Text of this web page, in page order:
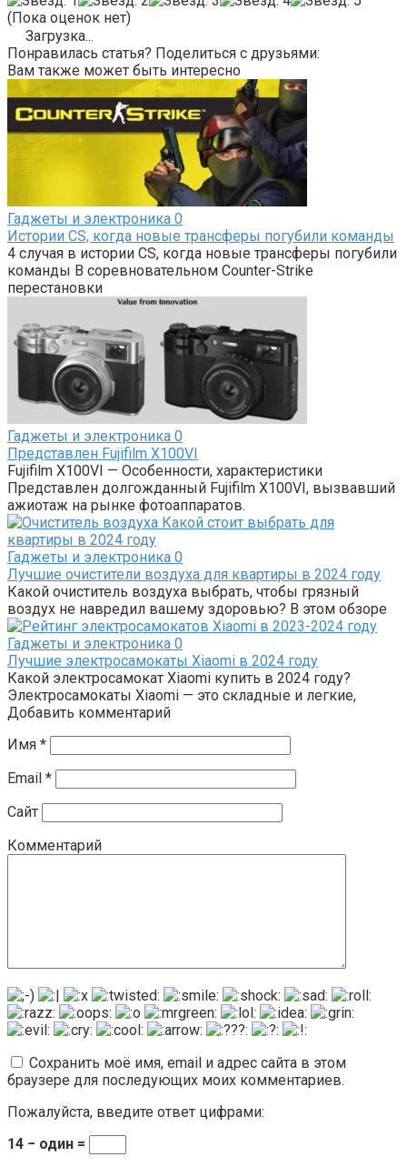
(Пока оценок нет)
Загрузка...
Понравилась статья? Поделиться с друзьями:
Вам также может быть интересно
Гаджеты и электроника 0
Истории CS, когда новые трансферы погубили команды
4 случая в истории CS, когда новые трансферы погубили
команды В соревновательном Counter-Strike
перестановки
Гаджеты и электроника 0
Представлен Fujifilm X100VI
Fujifilm X100VI — Особенности, характеристики
Представлен долгожданный Fujifilm X100VI, вызвавший
ажиотаж на рынке фотоаппаратов.
Гаджеты и электроника 0
Лучшие очистители воздуха для квартиры в 2024 году
Какой очиститель воздуха выбрать, чтобы грязный
воздух не навредил вашему здоровью? В этом обзоре
Гаджеты и электроника 0
Лучшие электросамокаты Xiaomi в 2024 году
Какой электросамокат Xiaomi купить в 2024 году?
Электросамокаты Xiaomi — это складные и легкие,
Добавить комментарий
Имя *
Email *
Сайт
Комментарий
Сохранить моё имя, email и адрес сайта в этом
браузере для последующих моих комментариев.
Пожалуйста, введите ответ цифрами:
14 − один =